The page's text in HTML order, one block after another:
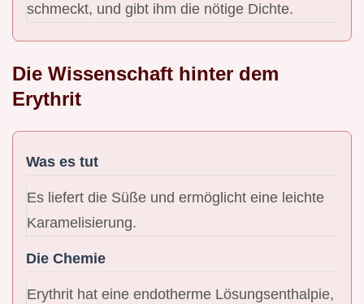
schmeckt, und gibt ihm die nötige Dichte.
Die Wissenschaft hinter dem
Erythrit
Was es tut
Es liefert die Süße und ermöglicht eine leichte
Karamelisierung.
Die Chemie
Erythrit hat eine endotherme Lösungsenthalpie,